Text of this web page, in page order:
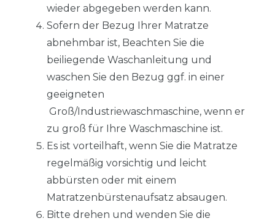
wieder abgegeben werden kann.
Sofern der Bezug Ihrer Matratze
abnehmbar ist, Beachten Sie die
beiliegende Waschanleitung und
waschen Sie den Bezug ggf. in einer
geeigneten
Groß/Industriewaschmaschine, wenn er
zu groß für Ihre Waschmaschine ist.
Es ist vorteilhaft, wenn Sie die Matratze
regelmäßig vorsichtig und leicht
abbürsten oder mit einem
Matratzenbürstenaufsatz absaugen.
Bitte drehen und wenden Sie die